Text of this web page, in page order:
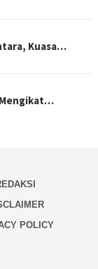
Kuasa…
Mengikat…
POLICY